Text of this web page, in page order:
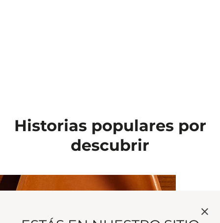
Historias populares por
descubrir